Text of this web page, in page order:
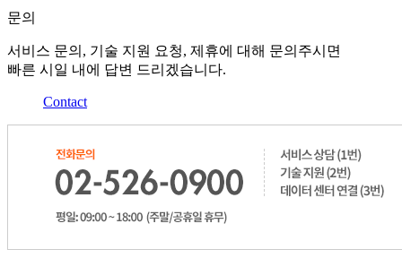
문의
서비스 문의, 기술 지원 요청, 제휴에 대해 문의주시면
빠른 시일 내에 답변 드리겠습니다.
Contact